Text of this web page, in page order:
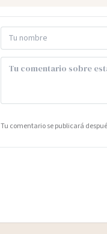
Tu comentario se publicará